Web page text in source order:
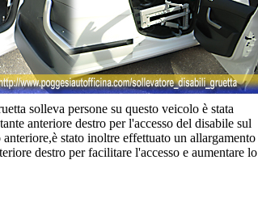
solleva persone su questo veicolo è stata
anteriore destro per l'accesso del disabile sul
anteriore,è stato inoltre effettuato un allargamento
destro per facilitare l'accesso e aumentare lo